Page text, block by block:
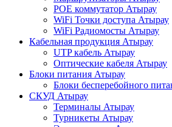
POE коммутатор Атырау
WiFi Точки доступа Атырау
WiFi Радиомосты Атырау
Кабельная продукция Атырау
UTP кабель Атырау
Оптические кабеля Атырау
Блоки питания Атырау
Блоки бесперебойного
СКУД Атырау
Терминалы Атырау
Турникеты Атырау